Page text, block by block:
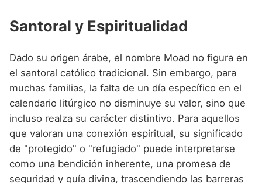
Santoral y Espiritualidad
Dado su origen árabe, el nombre Moad no figura en
el santoral católico tradicional. Sin embargo, para
muchas familias, la falta de un día específico en el
calendario litúrgico no disminuye su valor, sino que
incluso realza su carácter distintivo. Para aquellos
que valoran una conexión espiritual, su significado
de "protegido" o "refugiado" puede interpretarse
como una bendición inherente, una promesa de
seguridad y guía divina, trascendiendo las barreras